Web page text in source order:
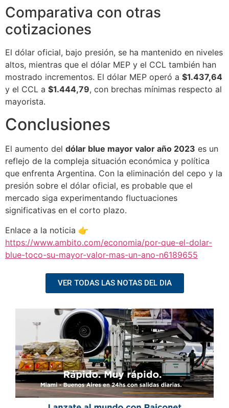
Comparativa con otras
cotizaciones
El dólar oficial, bajo presión, se ha mantenido en niveles
altos, mientras que el dólar MEP y el CCL también han
mostrado incrementos. El dólar MEP operó a $1.437,64
y el CCL a $1.444,79, con brechas mínimas respecto al
mayorista.
Conclusiones
El aumento del dólar blue mayor valor año 2023 es un
reflejo de la compleja situación económica y política
que enfrenta Argentina. Con la eliminación del cepo y la
presión sobre el dólar oficial, es probable que el
mercado siga experimentando fluctuaciones
significativas en el corto plazo.
Enlace a la noticia 👉
https://www.ambito.com/economia/por-que-el-dolar-
blue-toco-su-mayor-valor-mas-un-ano-n6189655
VER TODAS LAS NOTAS DEL DIA